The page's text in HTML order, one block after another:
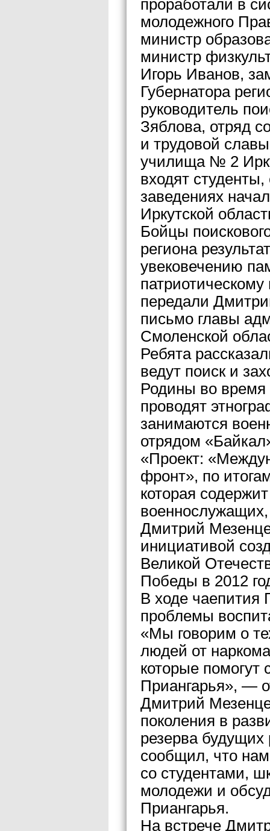
проработали в
молодежного
министр
министр
Игорь Иванов,
Губернатора
руководитель
Зяблова, отряд
и трудовой
училища № 2
входят
заведениях
Иркутской
Бойцы
региона
увековечению
передали
письмо главы
Смоленской
Ребята
ведут поиск и
Родины во время
проводят
занимаются
отрядом
«Проект:
фронт», по
которая
Дмитрий
инициативой
Великой
Победы в 2012
В ходе чаепития
проблемы
«Мы говорим о
людей от
которые помогут
Приангарья», —
Дмитрий
поколения в
резерва будущих
сообщил, что
со студентами,
молодежи и
Приангарья.
На встрече